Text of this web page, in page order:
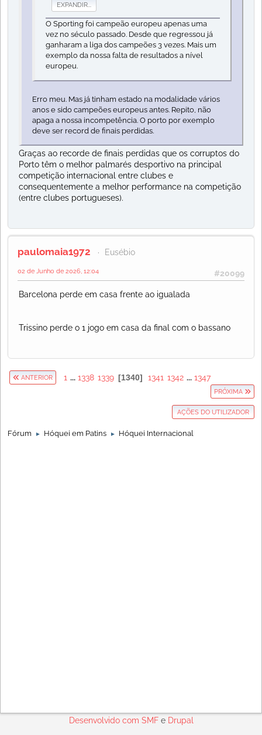
EXPANDIR...
O Sporting foi campeão europeu apenas uma
vez no século passado. Desde que regressou já
ganharam a liga dos campeões 3 vezes. Mais um
exemplo da nossa falta de resultados a nível
europeu.
Erro meu. Mas já tinham estado na modalidade vários
anos e sido campeões europeus antes. Repito, não
apaga a nossa incompetência. O porto por exemplo
deve ser record de finais perdidas.
Graças ao recorde de finais perdidas que os corruptos do
Porto têm o melhor palmarés desportivo na principal
competição internacional entre clubes e
consequentemente a melhor performance na competição
(entre clubes portugueses).
paulomaia1972 Eusébio
#20099
02 de Junho de 2026, 12:04
Barcelona perde em casa frente ao igualada
Trissino perde o 1 jogo em casa da final com o bassano
ANTERIOR 1 ... 1338 1339 1340 1341 1342 ... 1347
PRÓXIMA
AÇÕES DO UTILIZADOR
Fórum ► Hóquei em Patins ► Hóquei Internacional
Desenvolvido com SMFe Drupal